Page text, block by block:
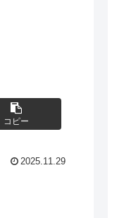
コピー
2025.11.29